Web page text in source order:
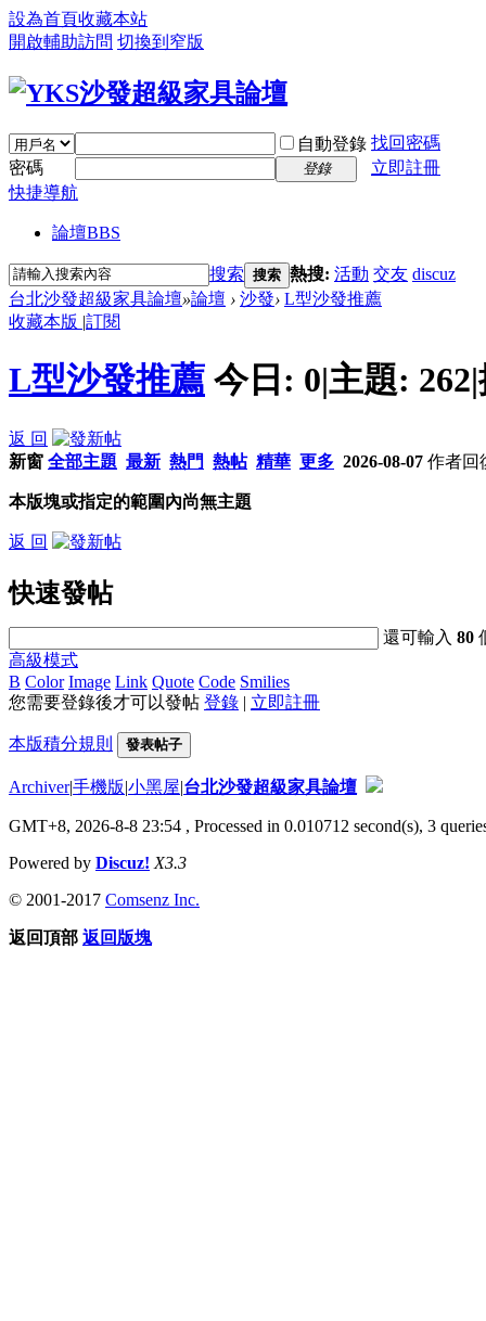
設為首頁收藏本站
開啟輔助訪問 切換到窄版
自動登錄 找回密碼
密碼
登錄
立即註冊
快捷導航
論壇BBS
搜索 搜索 熱搜: 活動 交友 discuz
台北沙發超級家具論壇»論壇 › 沙發› L型沙發推薦
收藏本版 |訂閱
L型沙發推薦 今日: 0|主題: 262|
返 回
新窗 全部主題 最新 熱門 熱帖 精華 更多 2026-08-07 作者回
本版塊或指定的範圍內尚無主題
返 回
快速發帖
還可輸入80
高級模式
B Color Image Link Quote Code Smilies
您需要登錄後才可以發帖 登錄 | 立即註冊
本版積分規則 發表帖子
Archiver|手機版|小黑屋|台北沙發超級家具論壇
GMT+8, 2026-8-8 23:54 , Processed in 0.010712 second(s), 3
Powered by Discuz! X3.3
© 2001-2017 Comsenz Inc.
返回頂部 返回版塊